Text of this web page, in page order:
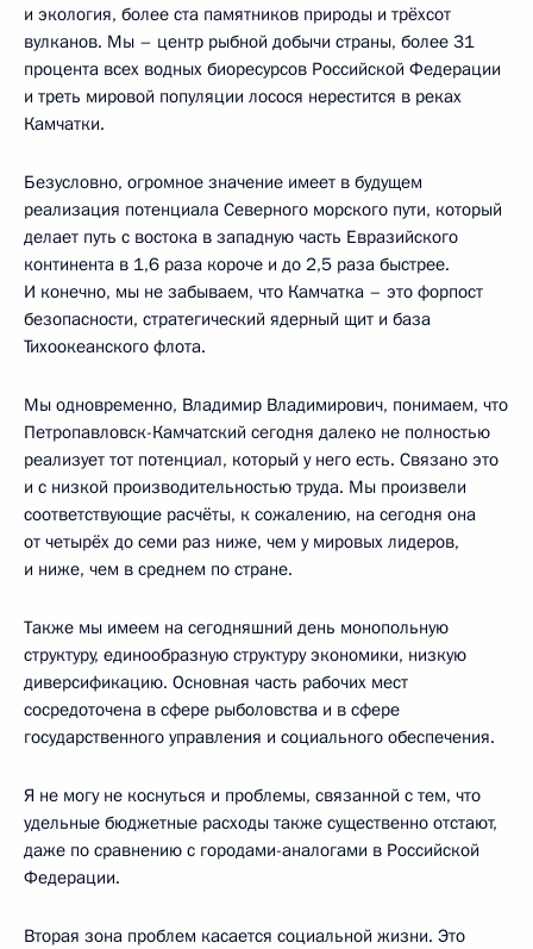
и экология, более ста памятников природы и трёхсот
вулканов. Мы – центр рыбной добычи страны, более 31
процента всех водных биоресурсов Российской Федерации
и треть мировой популяции лосося нерестится в реках
Камчатки.
Безусловно, огромное значение имеет в будущем
реализация потенциала Северного морского пути, который
делает путь с востока в западную часть Евразийского
континента в 1,6 раза короче и до 2,5 раза быстрее.
И конечно, мы не забываем, что Камчатка – это форпост
безопасности, стратегический ядерный щит и база
Тихоокеанского флота.
Мы одновременно, Владимир Владимирович, понимаем, что
Петропавловск-Камчатский сегодня далеко не полностью
реализует тот потенциал, который у него есть. Связано это
и с низкой производительностью труда. Мы произвели
соответствующие расчёты, к сожалению, на сегодня она
от четырёх до семи раз ниже, чем у мировых лидеров,
и ниже, чем в среднем по стране.
Также мы имеем на сегодняшний день монопольную
структуру, единообразную структуру экономики, низкую
диверсификацию. Основная часть рабочих мест
сосредоточена в сфере рыболовства и в сфере
государственного управления и социального обеспечения.
Я не могу не коснуться и проблемы, связанной с тем, что
удельные бюджетные расходы также существенно отстают,
даже по сравнению с городами-аналогами в Российской
Федерации.
Вторая зона проблем касается социальной жизни. Это